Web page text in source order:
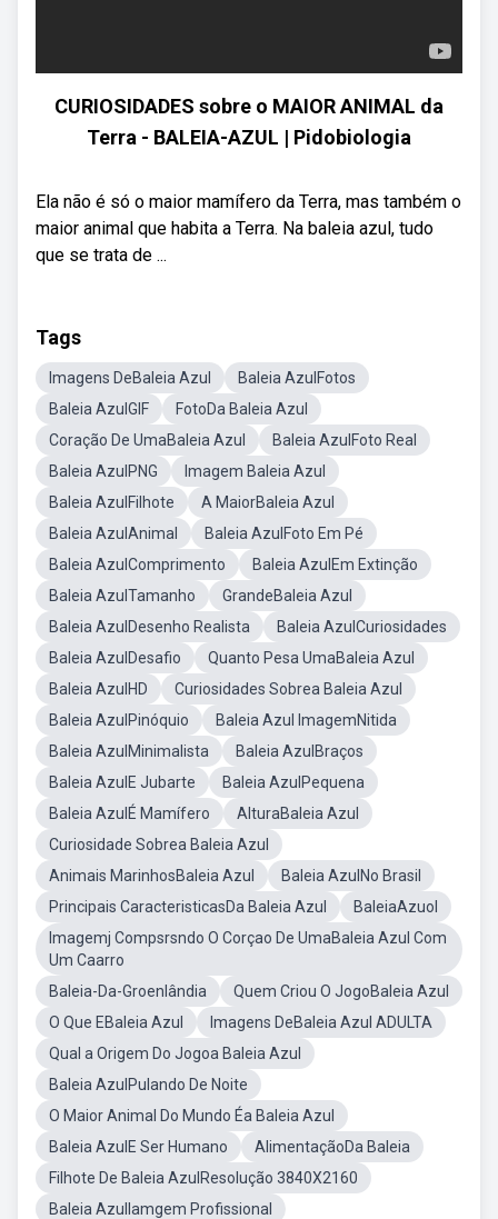
CURIOSIDADES sobre o MAIOR ANIMAL da
Terra - BALEIA-AZUL | Pidobiologia
Ela não é só o maior mamífero da Terra, mas também o
maior animal que habita a Terra. Na baleia azul, tudo
que se trata de ...
Tags
Imagens DeBaleia Azul
Baleia AzulFotos
Baleia AzulGIF
FotoDa Baleia Azul
Coração De UmaBaleia Azul
Baleia AzulFoto Real
Baleia AzulPNG
Imagem Baleia Azul
Baleia AzulFilhote
A MaiorBaleia Azul
Baleia AzulAnimal
Baleia AzulFoto Em Pé
Baleia AzulComprimento
Baleia AzulEm Extinção
Baleia AzulTamanho
GrandeBaleia Azul
Baleia AzulDesenho Realista
Baleia AzulCuriosidades
Baleia AzulDesafio
Quanto Pesa UmaBaleia Azul
Baleia AzulHD
Curiosidades Sobrea Baleia Azul
Baleia AzulPinóquio
Baleia Azul ImagemNitida
Baleia AzulMinimalista
Baleia AzulBraços
Baleia AzulE Jubarte
Baleia AzulPequena
Baleia AzulÉ Mamífero
AlturaBaleia Azul
Curiosidade Sobrea Baleia Azul
Animais MarinhosBaleia Azul
Baleia AzulNo Brasil
Principais CaracteristicasDa Baleia Azul
BaleiaAzuol
Imagemj Compsrsndo O Corçao De UmaBaleia Azul Com
Um Caarro
Baleia-Da-Groenlândia
Quem Criou O JogoBaleia Azul
O Que EBaleia Azul
Imagens DeBaleia Azul ADULTA
Qual a Origem Do Jogoa Baleia Azul
Baleia AzulPulando De Noite
O Maior Animal Do Mundo Éa Baleia Azul
Baleia AzulE Ser Humano
AlimentaçãoDa Baleia
Filhote De Baleia AzulResolução 3840X2160
Baleia AzulIamgem Profissional